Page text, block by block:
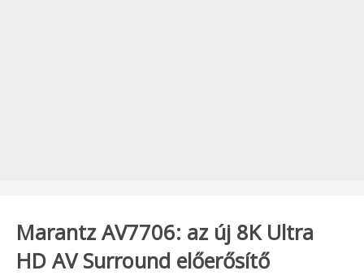
Marantz AV7706: az új 8K Ultra
HD AV Surround előerősítő